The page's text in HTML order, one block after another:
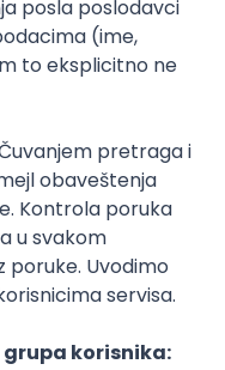
Intermediate Senior